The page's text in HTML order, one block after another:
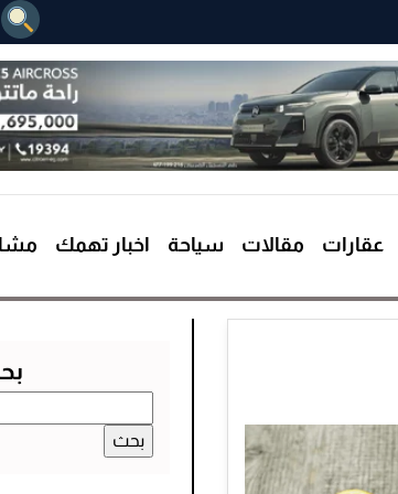
عقارات مقالات سياحة اخبار تهمك
عن: